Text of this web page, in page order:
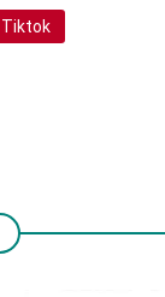
Tiktok